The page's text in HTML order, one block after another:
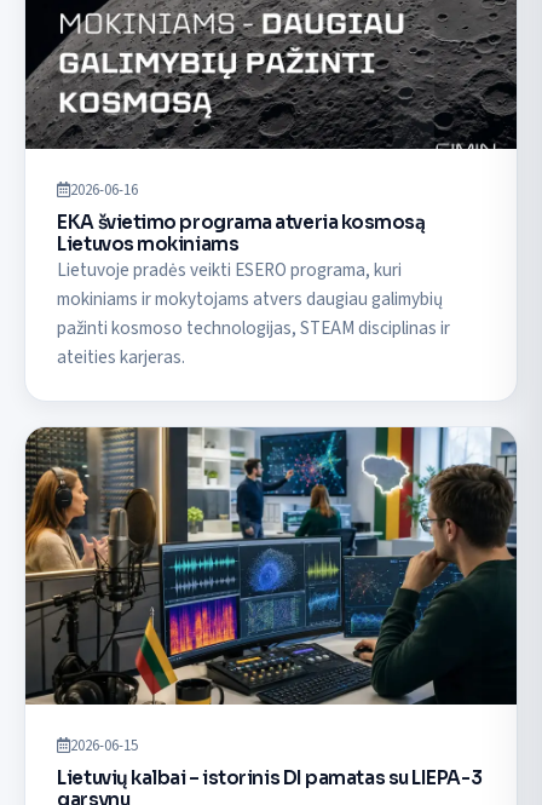
2026-06-16
EKA švietimo programa atveria kosmosą
Lietuvos mokiniams
Lietuvoje pradės veikti ESERO programa, kuri
mokiniams ir mokytojams atvers daugiau galimybių
pažinti kosmoso technologijas, STEAM disciplinas ir
ateities karjeras.
2026-06-15
Lietuvių kalbai – istorinis DI pamatas su LIEPA-3
garsynu